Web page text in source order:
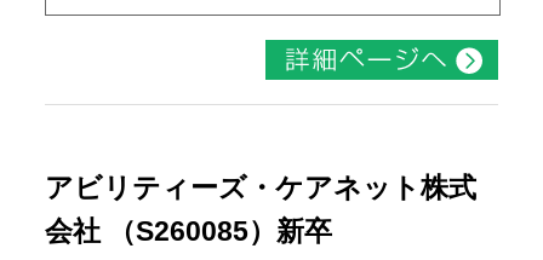
アビリティーズ・ケアネット株式
会社 （S260085）新卒